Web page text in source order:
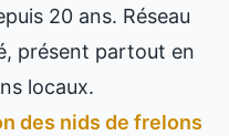
20 ans. Réseau
présent partout en
locaux.
des nids de frelons